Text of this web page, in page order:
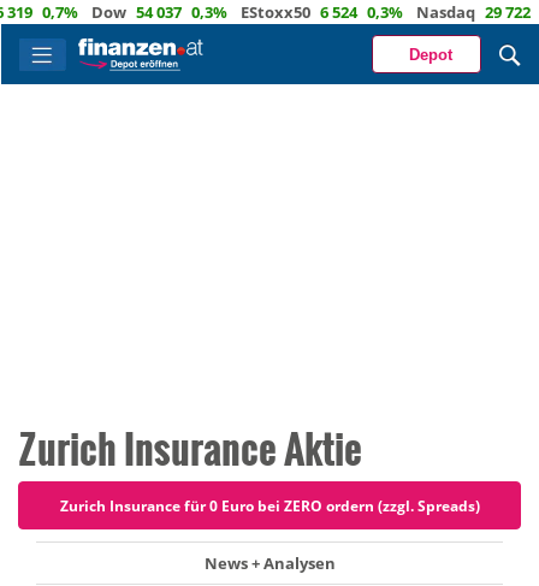
Dow 54 037 0,3% EStoxx50 6 524 0,3% Nasdaq 29 722 1,2%
Depot
Zurich Insurance Aktie
Zurich Insurance für 0 Euro bei ZERO ordern (zzgl. Spreads)
News + Analysen